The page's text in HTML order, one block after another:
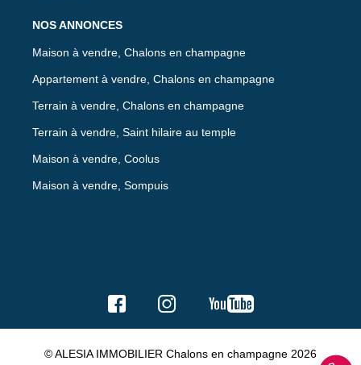
NOS ANNONCES
Maison à vendre, Chalons en champagne
Appartement à vendre, Chalons en champagne
Terrain à vendre, Chalons en champagne
Terrain à vendre, Saint hilaire au temple
Maison à vendre, Coolus
Maison à vendre, Sompuis
© ALESIA IMMOBILIER Chalons en champagne 2026